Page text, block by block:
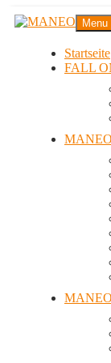
Zum
InhaltMANEO
Das schwule
Startseite
FALL